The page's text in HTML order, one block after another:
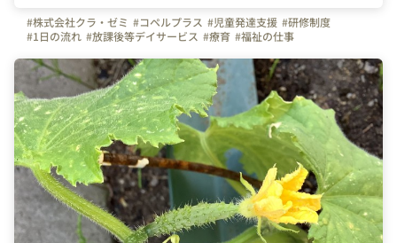
#株式会社クラ・ゼミ #コペルプラス #児童発達支援 #研修制度
#1日の流れ #放課後等デイサービス #療育 #福祉の仕事